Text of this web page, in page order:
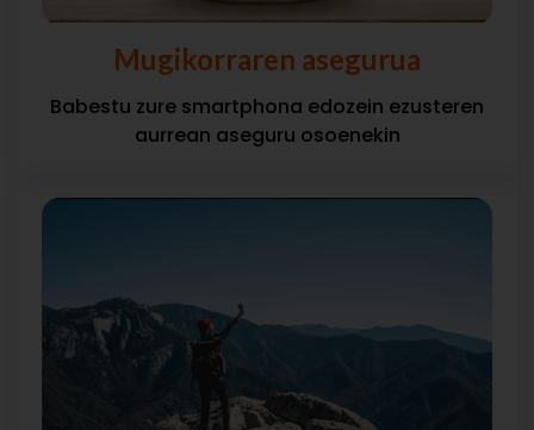
Mugikorraren asegurua
Babestu zure smartphona edozein ezusteren
aurrean aseguru osoenekin